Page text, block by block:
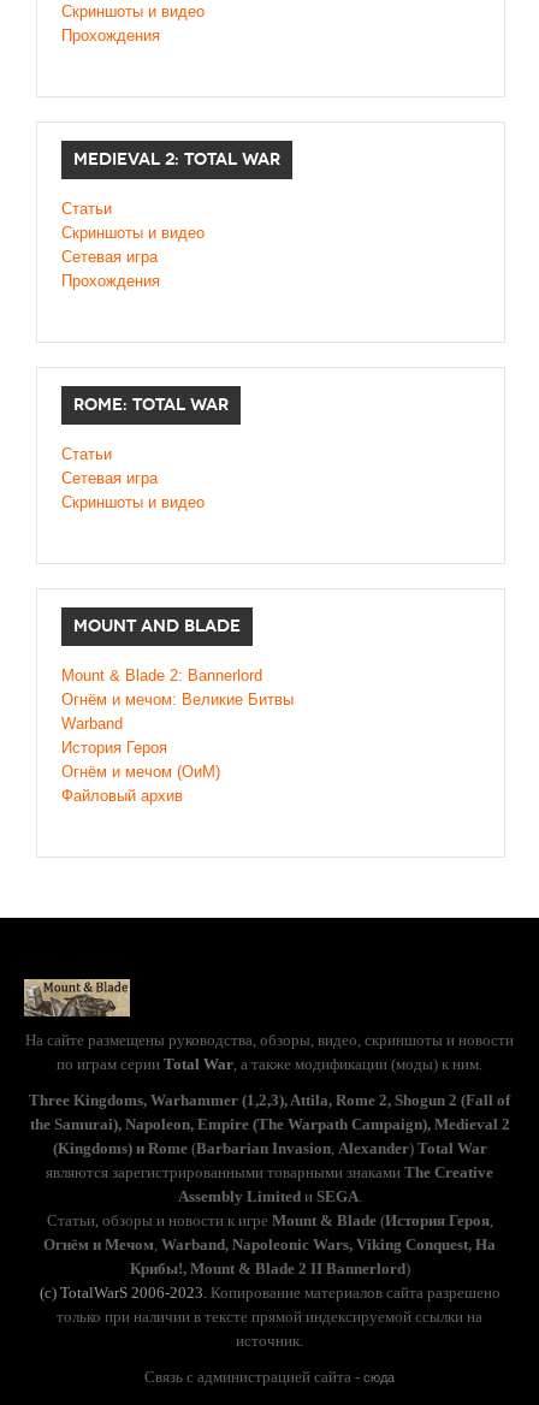
Скриншоты и видео
Прохождения
MEDIEVAL 2: TOTAL WAR
Статьи
Скриншоты и видео
Сетевая игра
Прохождения
ROME: TOTAL WAR
Статьи
Сетевая игра
Скриншоты и видео
MOUNT AND BLADE
Mount & Blade 2: Bannerlord
Огнём и мечом: Великие Битвы
Warband
История Героя
Огнём и мечом (ОиМ)
Файловый архив
На сайте размещены руководства, обзоры, видео, скриншоты и новости
по играм серии Total War , а также модификации (моды) к ним.
Three Kingdoms, Warhammer (1,2,3), Attila, Rome 2, Shogun 2 (Fall of
the Samurai), Napoleon, Empire (The Warpath Campaign), Medieval 2
(Kingdoms) и Rome (Barbarian Invasion, Alexander)Total War
являются зарегистрированными товарными знаками The Creative
Assembly Limitedи SEGA.
Статьи, обзоры и новости к игре Mount & Blade(История Героя,
Огнём и Мечом Warband, Napoleonic Wars, Viking Conquest, На
Крибы!, Mount & Blade 2 II Bannerlord)
(с) TotalWarS 2006-2023. Копирование материалов сайта разрешено
только при наличии в тексте прямой индексируемой ссылки на
источник.
Связь с администрацией сайта - сюда